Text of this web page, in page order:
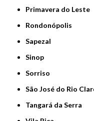
Primavera do Leste
Rondonópolis
Sapezal
Sinop
Sorriso
São José do Rio
Tangará da Serra